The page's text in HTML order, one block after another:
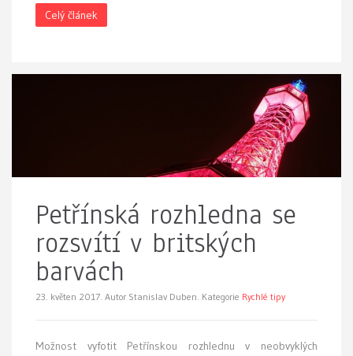
Celý článek
Petřínská rozhledna se
rozsvítí v britských
barvách
23. květen 2017. Autor Stanislav Duben. Kategorie Rychlé tipy
Možnost vyfotit Petřínskou rozhlednu v neobvyklých